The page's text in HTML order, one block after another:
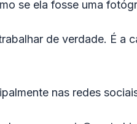
se ela fosse uma
de verdade. É a
nas redes